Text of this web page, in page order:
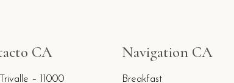
CA
– 11000
Navigation CA
Breakfast